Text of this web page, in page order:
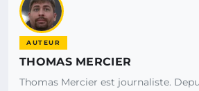
AUTEUR
THOMAS MERCIER
Thomas Mercier est journaliste.